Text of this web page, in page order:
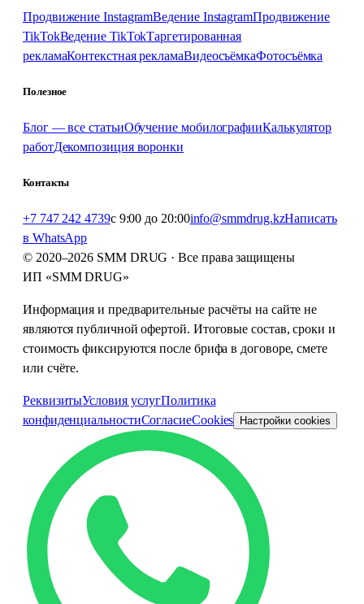
Продвижение InstagramВедение InstagramПродвижение
TikTokВедение TikTokТаргетированная
рекламаКонтекстная рекламаВидеосъёмкаФотосъёмка
Полезное
Блог — все статьиОбучение мобилографииКалькулятор
работДекомпозиция воронки
Контакты
+7 747 242 4739с 9:00 до 20:00info@smmdrug.kzНаписать
в WhatsApp
© 2020–2026 SMM DRUG ·Все права защищены
ИП «SMM DRUG»
Информация и предварительные расчёты на сайте не
являются публичной офертой. Итоговые состав, сроки и
стоимость фиксируются после брифа в договоре, смете
или счёте.
РеквизитыУсловия услугПолитика
конфиденциальностиСогласиеCookies Настройки cookies